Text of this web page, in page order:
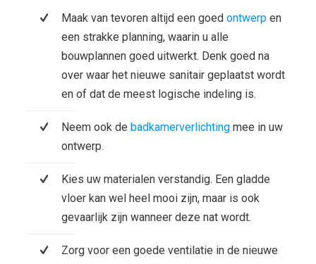
Maak van tevoren altijd een goed ontwerp en
een strakke planning, waarin u alle
bouwplannen goed uitwerkt. Denk goed na
over waar het nieuwe sanitair geplaatst wordt
en of dat de meest logische indeling is.
Neem ook de badkamerverlichtingmee in uw
ontwerp.
Kies uw materialen verstandig. Een gladde
vloer kan wel heel mooi zijn, maar is ook
gevaarlijk zijn wanneer deze nat wordt.
Zorg voor een goede ventilatie in de nieuwe